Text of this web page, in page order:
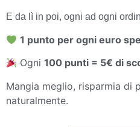
E da lì in poi, ogni ad ogni
1 punto per ogni euro
Ogni100 punti = 5€ di
Mangia meglio, risparmia di
naturalmente.